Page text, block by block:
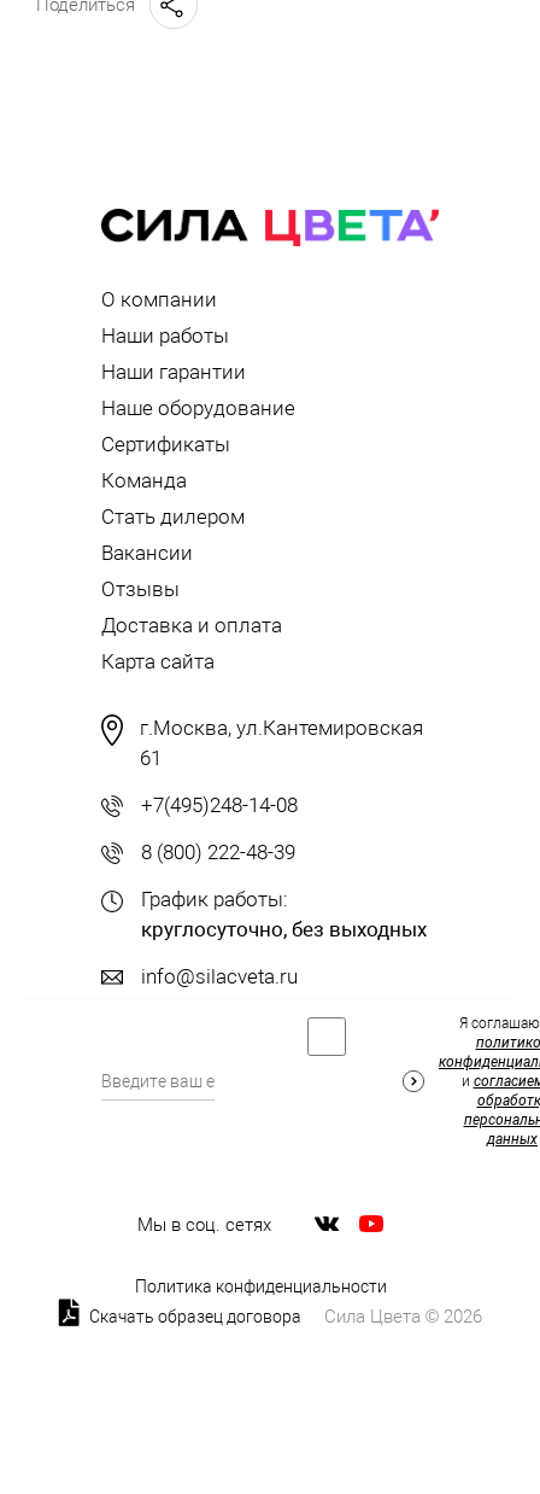
Поделиться
О компании
Наши работы
Наши гарантии
Наше оборудование
Сертификаты
Команда
Стать дилером
Вакансии
Отзывы
Доставка и оплата
Карта сайта
г.Москва, ул.Кантемировская
61
+7(495)248-14-08
8 (800) 222-48-39
График работы:
круглосуточно, без выходных
info@silacveta.ru
Мы в соц. сетях
Я
и
данных
Политика конфиденциальности
Скачать образец договора
Сила Цвета © 2026